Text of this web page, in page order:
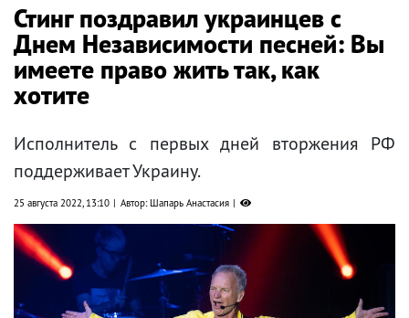
Стинг поздравил украинцев с
Днем Независимости песней: Вы
имеете право жить так, как
хотите
Исполнитель с первых дней вторжения РФ
поддерживает Украину.
25 августа 2022, 13:10 Автор: Шапарь Анастасия